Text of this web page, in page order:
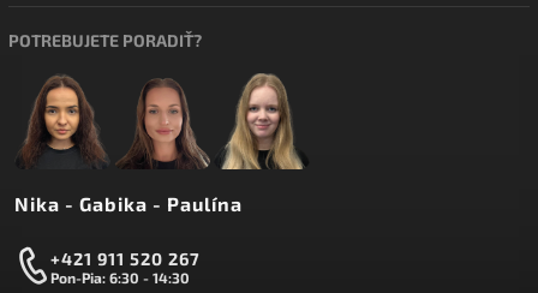
POTREBUJETE PORADIŤ?
Nika - Gabika - Paulína
+421 911 520 267
Pon-Pia: 6:30 - 14:30